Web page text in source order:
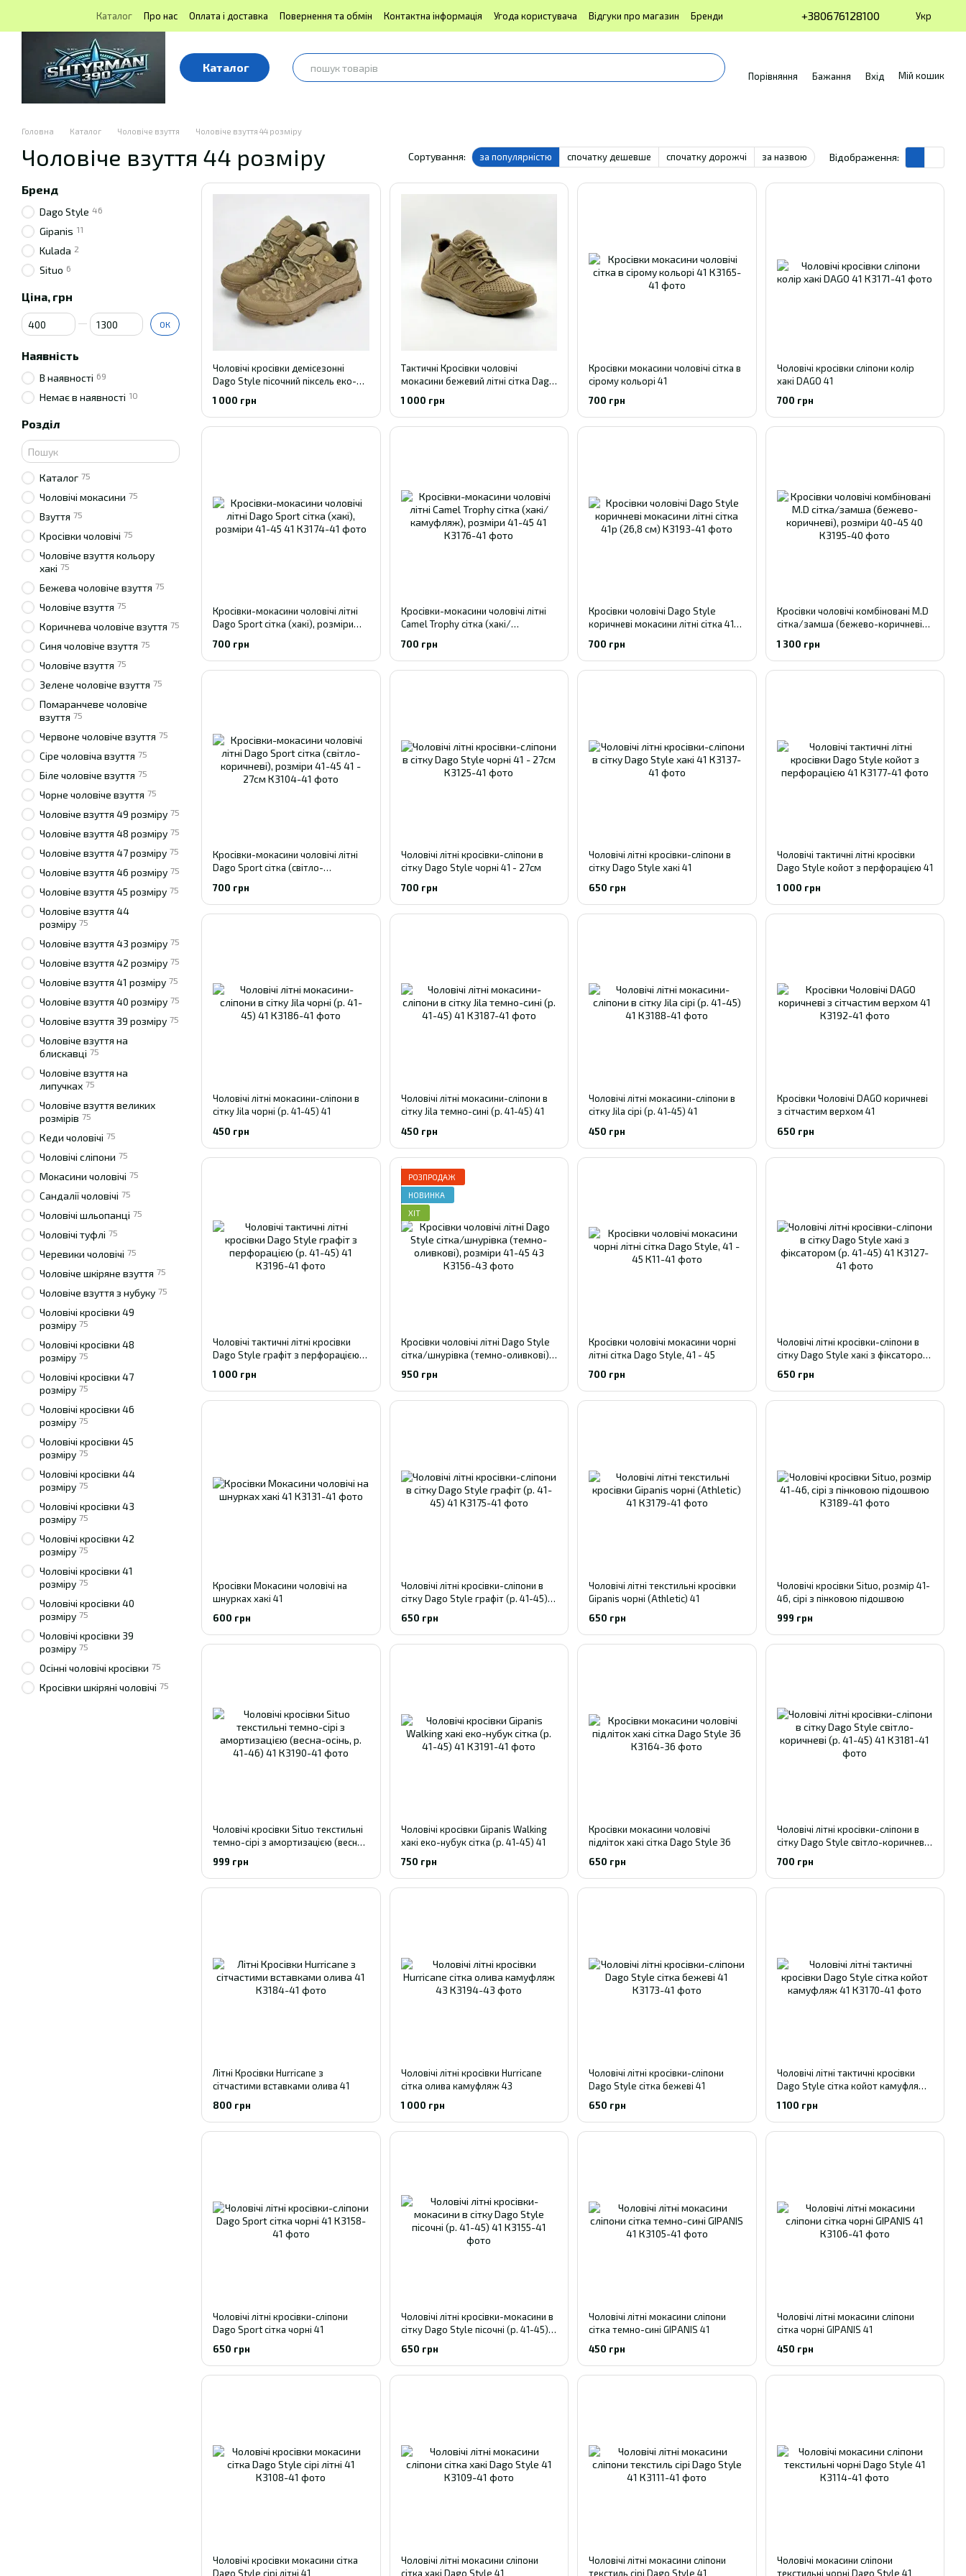
Перейти до основного контенту
Каталог Про нас Оплата і доставка Повернення та обмін Контактна інформація Угода користувача Відгуки про магазин
Бренди
Блог | Shtyrman390
Публічна оферта
+380676128100 Укр
Каталог
Порівняння Бажання Вхід Мій кошик
Головна Каталог Чоловіче взуття Чоловіче взуття 44 розміру
Чоловіче взуття 44 розміру Сортування: за популярністю спочатку дешевше спочатку дорожчі за назвою Відображення:
Чоловічі кросівки демісезонні
Dago Style пісочний піксель еко-
1 000 грн
Тактичні Кросівки чоловічі
мокасини бежевий літні сітка Dago
1 000 грн
Кросівки мокасини чоловічі сітка в
сірому кольорі 41
700 грн
Чоловічі кросівки сліпони колір
хакі DAGO 41
700 грн
Кросівки-мокасини чоловічі літні
Dago Sport сітка (хакі), розміри
700 грн
Кросівки-мокасини чоловічі літні
Camel Trophy сітка (хакі/
700 грн
Кросівки чоловічі Dago Style
коричневі мокасини літні сітка 41р
700 грн
Кросівки чоловічі комбіновані M.D
сітка/замша (бежево-коричневі),
1 300 грн
Кросівки-мокасини чоловічі літні
Dago Sport сітка (світло-
27см
700 грн
Чоловічі літні кросівки-сліпони в
сітку Dago Style чорні 41 - 27см
700 грн
Чоловічі літні кросівки-сліпони в
сітку Dago Style хакі 41
650 грн
Чоловічі тактичні літні кросівки
Dago Style койот з перфорацією 41
1 000 грн
Чоловічі літні мокасини-сліпони в
сітку Jila чорні (р. 41-45) 41
450 грн
Чоловічі літні мокасини-сліпони в
сітку Jila темно-сині (р. 41-45) 41
450 грн
Чоловічі літні мокасини-сліпони в
сітку Jila сірі (р. 41-45) 41
450 грн
Кросівки Чоловічі DAGO коричневі
з сітчастим верхом 41
650 грн
Чоловічі тактичні літні кросівки
Dago Style графіт з перфорацією
1 000 грн
РОЗПРОДАЖ
НОВИНКА
ХІТ
Кросівки чоловічі літні Dago Style
сітка/шнурівка (темно-оливкові),
950 грн
Кросівки чоловічі мокасини чорні
літні сітка Dago Style, 41 - 45
700 грн
Чоловічі літні кросівки-сліпони в
сітку Dago Style хакі з фіксатором
650 грн
Кросівки Мокасини чоловічі на
шнурках хакі 41
600 грн
Чоловічі літні кросівки-сліпони в
сітку Dago Style графіт (р. 41-45)
650 грн
Чоловічі літні текстильні кросівки
Gipanis чорні (Athletic) 41
650 грн
Чоловічі кросівки Situo, розмір 41-
46, сірі з пінковою підошвою
999 грн
Чоловічі кросівки Situo текстильні
темно-сірі з амортизацією (весна-
999 грн
Чоловічі кросівки Gipanis Walking
хакі еко-нубук сітка (р. 41-45) 41
750 грн
Кросівки мокасини чоловічі
підліток хакі сітка Dago Style 36
650 грн
Чоловічі літні кросівки-сліпони в
сітку Dago Style світло-коричневі
700 грн
Літні Кросівки Hurricane з
сітчастими вставками олива 41
800 грн
Чоловічі літні кросівки Hurricane
сітка олива камуфляж 43
1 000 грн
Чоловічі літні кросівки-сліпони
Dago Style сітка бежеві 41
650 грн
Чоловічі літні тактичні кросівки
Dago Style сітка койот камуфляж
1 100 грн
Чоловічі літні кросівки-сліпони
Dago Sport сітка чорні 41
650 грн
Чоловічі літні кросівки-мокасини в
сітку Dago Style пісочні (р. 41-45)
650 грн
Чоловічі літні мокасини сліпони
сітка темно-сині GIPANIS 41
450 грн
Чоловічі літні мокасини сліпони
сітка чорні GIPANIS 41
450 грн
Чоловічі кросівки мокасини сітка
Dago Style сірі літні 41
Чоловічі літні мокасини сліпони
сітка хакі Dago Style 41
Чоловічі літні мокасини сліпони
текстиль сірі Dago Style 41
Чоловічі мокасини сліпони
текстильні чорні Dago Style 41
Бренд
Dago Style 46
Gipanis 11
Kulada 2
Situo 6
Ціна, грн
Від Ціна, грн
До Ціна, грн ОК
Наявність
В наявності 69
Немає в наявності 10
Розділ
Каталог 75
Чоловічі мокасини 75
Взуття 75
Кросівки чоловічі 75
Чоловіче взуття кольору
хакі 75
Бежева чоловіче взуття 75
Чоловіче взуття 75
Коричнева чоловіче взуття 75
Синя чоловіче взуття 75
Чоловіче взуття 75
Зелене чоловіче взуття 75
Помаранчеве чоловіче
взуття 75
Червоне чоловіче взуття 75
Сіре чоловіча взуття 75
Біле чоловіче взуття 75
Чорне чоловіче взуття 75
Чоловіче взуття 49 розміру 75
Чоловіче взуття 48 розміру 75
Чоловіче взуття 47 розміру 75
Чоловіче взуття 46 розміру 75
Чоловіче взуття 45 розміру 75
Чоловіче взуття 44
розміру 75
Чоловіче взуття 43 розміру 75
Чоловіче взуття 42 розміру 75
Чоловіче взуття 41 розміру 75
Чоловіче взуття 40 розміру 75
Чоловіче взуття 39 розміру 75
Чоловіче взуття на
блискавці 75
Чоловіче взуття на
липучках 75
Чоловіче взуття великих
розмірів 75
Кеди чоловічі 75
Чоловічі сліпони 75
Мокасини чоловічі 75
Сандалії чоловічі 75
Чоловічі шльопанці 75
Чоловічі туфлі 75
Черевики чоловічі 75
Чоловіче шкіряне взуття 75
Чоловіче взуття з нубуку 75
Чоловічі кросівки 49
розміру 75
Чоловічі кросівки 48
розміру 75
Чоловічі кросівки 47
розміру 75
Чоловічі кросівки 46
розміру 75
Чоловічі кросівки 45
розміру 75
Чоловічі кросівки 44
розміру 75
Чоловічі кросівки 43
розміру 75
Чоловічі кросівки 42
розміру 75
Чоловічі кросівки 41
розміру 75
Чоловічі кросівки 40
розміру 75
Чоловічі кросівки 39
розміру 75
Осінні чоловічі кросівки 75
Кросівки шкіряні чоловічі 75